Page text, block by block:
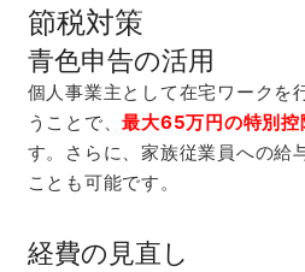
節税対策
青色申告の活用
個人事業主として在宅ワークを
うことで、最大65万円の特別控
す。さらに、家族従業員への給
ことも可能です。
経費の見直し